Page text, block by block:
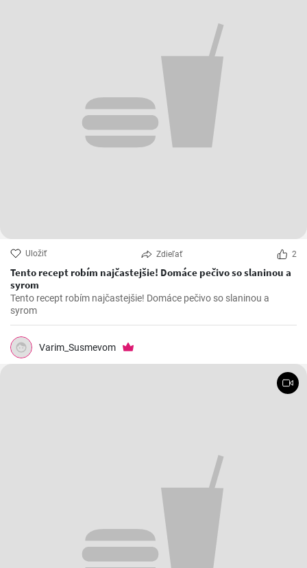
Uložiť Zdieľať 2
Tento recept robím najčastejšie! Domáce pečivo so slaninou a
syrom
Tento recept robím najčastejšie! Domáce pečivo so slaninou a
syrom
Varim_Susmevom